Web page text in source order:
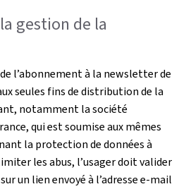
gestion de la
l’abonnement à la newsletter de
seules fins de distribution de la
notamment la société
qui est soumise aux mêmes
la protection de données à
les abus, l’usager doit valider
un lien envoyé à l’adresse e-mail